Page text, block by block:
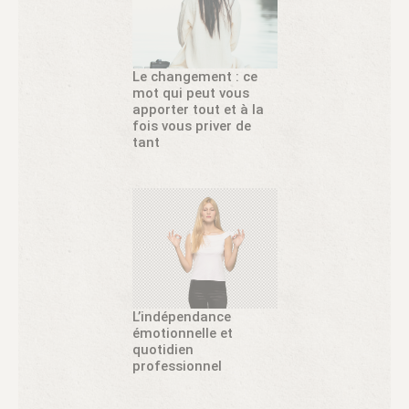
Le changement : ce
mot qui peut vous
apporter tout et à la
fois vous priver de
tant
L’indépendance
émotionnelle et
quotidien
professionnel